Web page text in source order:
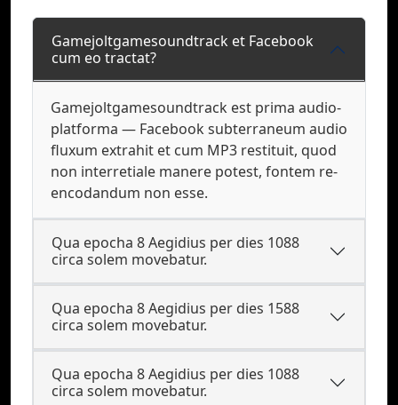
Gamejoltgamesoundtrack et Facebook
cum eo tractat?
Gamejoltgamesoundtrack est prima audio-
platforma — Facebook subterraneum audio
fluxum extrahit et cum MP3 restituit, quod
non interretiale manere potest, fontem re-
encodandum non esse.
Qua epocha 8 Aegidius per dies 1088
circa solem movebatur.
Qua epocha 8 Aegidius per dies 1588
circa solem movebatur.
Qua epocha 8 Aegidius per dies 1088
circa solem movebatur.